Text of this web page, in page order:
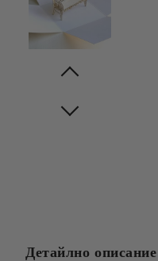
Детайлно описание